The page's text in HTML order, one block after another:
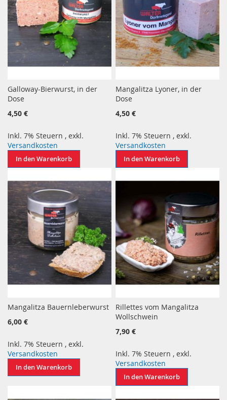
Galloway-Bierwurst, in der
Dose
4,50 €
Inkl. 7% Steuern , exkl.
Versandkosten
In den Warenkorb
Mangalitza Lyoner, in der
Dose
4,50 €
Inkl. 7% Steuern ,exkl.
Versandkosten
In den Warenkorb
Mangalitza Bauernleberwurst
6,00 €
Inkl. 7% Steuern , exkl.
Versandkosten
In den Warenkorb
Rillettes vom Mangalitza
Wollschwein
7,90 €
Inkl. 7% Steuern ,exkl.
Versandkosten
In den Warenkorb